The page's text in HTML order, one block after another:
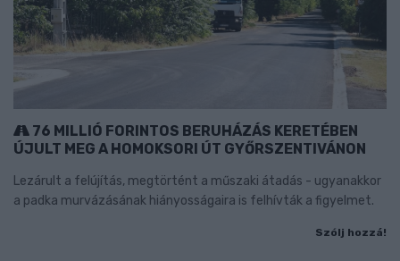
76 MILLIÓ FORINTOS BERUHÁZÁS KERETÉBEN
ÚJULT MEG A HOMOKSORI ÚT GYŐRSZENTIVÁNON
Lezárult a felújítás, megtörtént a műszaki átadás - ugyanakkor
a padka murvázásának hiányosságaira is felhívták a figyelmet.
Szólj hozzá!